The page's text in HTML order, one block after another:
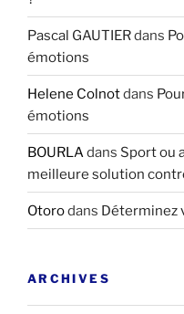
Pascal GAUTIERdans
émotions
Helene Colnotdans
émotions
BOURLAdans Sport ou
meilleure solution
Otorodans Déterminez
ARCHIVES